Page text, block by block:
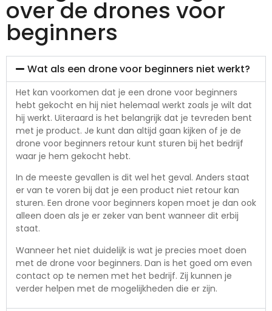
over de drones voor
beginners
Wat als een drone voor beginners niet werkt?
Het kan voorkomen dat je een drone voor beginners
hebt gekocht en hij niet helemaal werkt zoals je wilt dat
hij werkt. Uiteraard is het belangrijk dat je tevreden bent
met je product. Je kunt dan altijd gaan kijken of je de
drone voor beginners retour kunt sturen bij het bedrijf
waar je hem gekocht hebt.
In de meeste gevallen is dit wel het geval. Anders staat
er van te voren bij dat je een product niet retour kan
sturen. Een drone voor beginners kopen moet je dan ook
alleen doen als je er zeker van bent wanneer dit erbij
staat.
Wanneer het niet duidelijk is wat je precies moet doen
met de drone voor beginners. Dan is het goed om even
contact op te nemen met het bedrijf. Zij kunnen je
verder helpen met de mogelijkheden die er zijn.